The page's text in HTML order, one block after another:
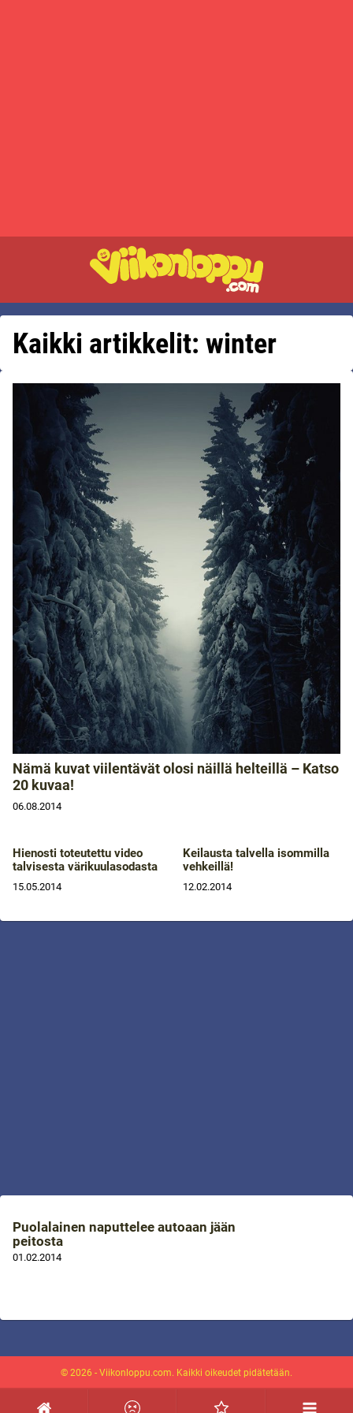
Kaikki artikkelit: winter
Nämä kuvat viilentävät olosi näillä helteillä – Katso
20 kuvaa!
06.08.2014
Hienosti toteutettu video
talvisesta värikuulasodasta
15.05.2014
Keilausta talvella isommilla
vehkeillä!
12.02.2014
Puolalainen naputtelee autoaan jään
peitosta
01.02.2014
© 2026 - Viikonloppu.com. Kaikki oikeudet pidätetään.